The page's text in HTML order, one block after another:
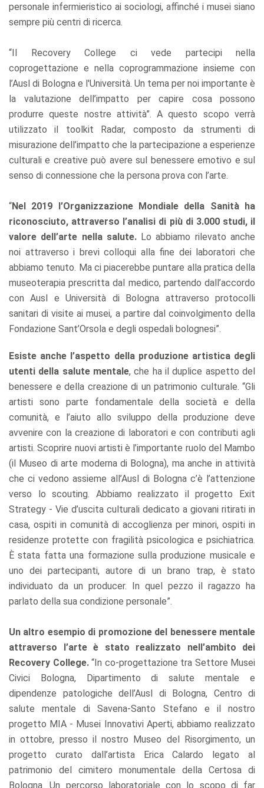
personale infermieristico ai sociologi, affinché i musei siano
sempre più centri di ricerca.
“Il Recovery College ci vede partecipi nella
coprogettazione e nella coprogrammazione insieme con
l’Ausl di Bologna e l'Università. Un tema per noi importante è
la valutazione dell’impatto per capire cosa possono
produrre queste nostre attività”. A questo scopo verrà
utilizzato il toolkit Radar, composto da strumenti di
misurazione dell’impatto che la partecipazione a esperienze
culturali e creative può avere sul benessere emotivo e sul
senso di connessione che la persona prova con l’arte.
“Nel 2019 l’Organizzazione Mondiale della Sanità ha
riconosciuto, attraverso l’analisi di più di 3.000 studi, il
valore dell’arte nella salute.Lo abbiamo rilevato anche
noi attraverso i brevi colloqui alla fine dei laboratori che
abbiamo tenuto. Ma ci piacerebbe puntare alla pratica della
museoterapia prescritta dal medico, partendo dall’accordo
con Ausl e Università di Bologna attraverso protocolli
sanitari di visite ai musei, a partire dal coinvolgimento della
Fondazione Sant’Orsola e degli ospedali bolognesi”.
Esiste anche l’aspetto della produzione artistica degli
utenti della salute mentale, che ha il duplice aspetto del
benessere e della creazione di un patrimonio culturale. “Gli
artisti sono parte fondamentale della società e della
comunità, e l’aiuto allo sviluppo della produzione deve
avvenire con la creazione di laboratori e con contributi agli
artisti. Scoprire nuovi artisti è l’importante ruolo del Mambo
(il Museo di arte moderna di Bologna), ma anche in attività
che ci vedono assieme all’Ausl di Bologna c’è l’attenzione
verso lo scouting. Abbiamo realizzato il progetto Exit
Strategy - Vie d’uscita culturali dedicato a giovani ritirati in
casa, ospiti in comunità di accoglienza per minori, ospiti in
residenze protette con fragilità psicologica e psichiatrica.
È stata fatta una formazione sulla produzione musicale e
uno dei partecipanti, autore di un brano trap, è stato
individuato da un producer. In quel pezzo il ragazzo ha
parlato della sua condizione personale”.
Un altro esempio di promozione del benessere mentale
attraverso l’arte è stato realizzato nell’ambito dei
Recovery College.“In co-progettazione tra Settore Musei
Civici Bologna, Dipartimento di salute mentale e
dipendenze patologiche dell’Ausl di Bologna, Centro di
salute mentale di Savena-Santo Stefano e il nostro
progetto MIA - Musei Innovativi Aperti, abbiamo realizzato
in ottobre, presso il nostro Museo del Risorgimento, un
progetto curato dall’artista Erica Calardo legato al
patrimonio del cimitero monumentale della Certosa di
Bologna. Un percorso laboratoriale con lo scopo di far